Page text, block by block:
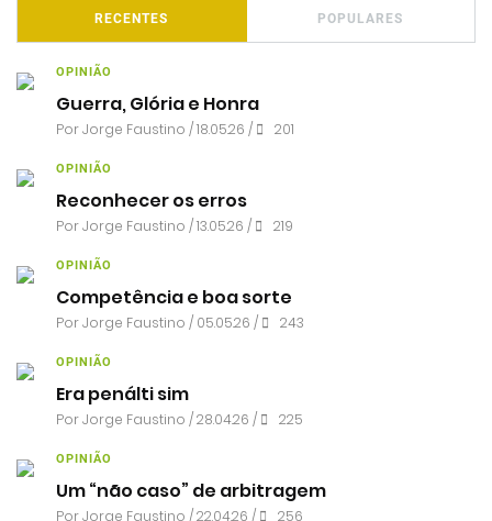
RECENTES POPULARES
OPINIÃO
Guerra, Glória e Honra
PorJorge Faustino / 18.05.26 / 201
OPINIÃO
Reconhecer os erros
PorJorge Faustino / 13.05.26 / 219
OPINIÃO
Competência e boa sorte
PorJorge Faustino / 05.05.26 / 243
OPINIÃO
Era penálti sim
PorJorge Faustino / 28.04.26 / 225
OPINIÃO
Um “não caso” de arbitragem
PorJorge Faustino / 22.04.26 / 256